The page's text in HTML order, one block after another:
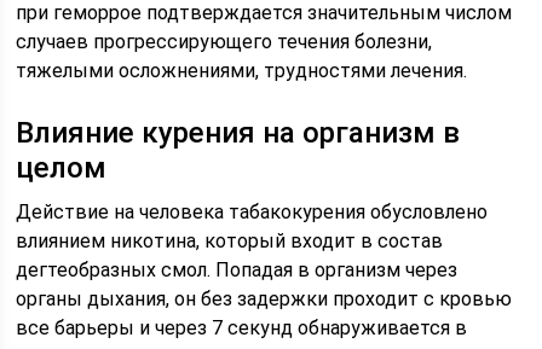
при геморрое подтверждается значительным числом
случаев прогрессирующего течения болезни,
тяжелыми осложнениями, трудностями лечения.
Влияние курения на организм в
целом
Действие на человека табакокурения обусловлено
влиянием никотина, который входит в состав
дегтеобразных смол. Попадая в организм через
органы дыхания, он без задержки проходит с кровью
все барьеры и через 7 секунд обнаруживается в